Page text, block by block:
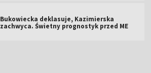
Bukowiecka deklasuje, Kazimierska
zachwyca. Świetny prognostyk przed ME